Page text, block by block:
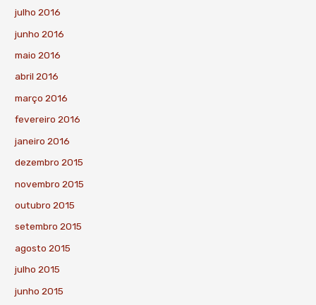
julho 2016
junho 2016
maio 2016
abril 2016
março 2016
fevereiro 2016
janeiro 2016
dezembro 2015
novembro 2015
outubro 2015
setembro 2015
agosto 2015
julho 2015
junho 2015